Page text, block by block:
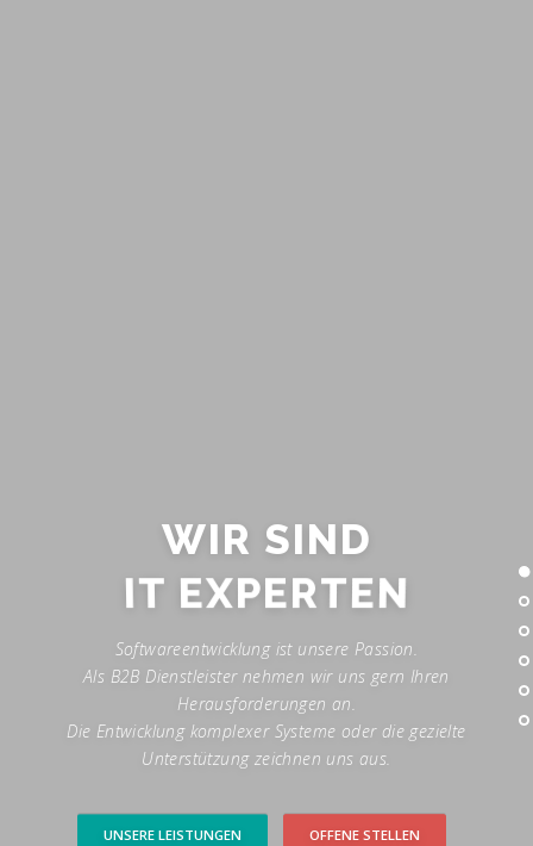
WIR SIND
IT EXPERTEN
Softwareentwicklung ist unsere Passion.
Als B2B Dienstleister nehmen wir uns gern Ihren
Herausforderungen an.
Die Entwicklung komplexer Systeme oder die gezielte
Unterstützung zeichnen uns aus.
UNSERE LEISTUNGEN OFFENE STELLEN